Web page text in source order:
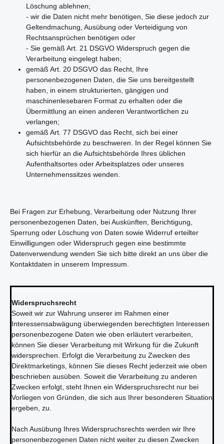
Löschung ablehnen;
- wir die Daten nicht mehr benötigen, Sie diese jedoch zur
Geltendmachung, Ausübung oder Verteidigung von
Rechtsansprüchen benötigen oder
- Sie gemäß Art. 21 DSGVO Widerspruch gegen die
Verarbeitung eingelegt haben;
gemäß Art. 20 DSGVO das Recht, Ihre
personenbezogenen Daten, die Sie uns bereitgestellt
haben, in einem strukturierten, gängigen und
maschinenlesebaren Format zu erhalten oder die
Übermittlung an einen anderen Verantwortlichen zu
verlangen;
gemäß Art. 77 DSGVO das Recht, sich bei einer
Aufsichtsbehörde zu beschweren. In der Regel können Sie
sich hierfür an die Aufsichtsbehörde Ihres üblichen
Aufenthaltsortes oder Arbeitsplatzes oder unseres
Unternehmenssitzes wenden.
Bei Fragen zur Erhebung, Verarbeitung oder Nutzung Ihrer
personenbezogenen Daten, bei Auskünften, Berichtigung,
Sperrung oder Löschung von Daten sowie Widerruf erteilter
Einwilligungen oder Widerspruch gegen eine bestimmte
Datenverwendung wenden Sie sich bitte direkt an uns über die
Kontaktdaten in unserem Impressum.
Widerspruchsrecht
Soweit wir zur Wahrung unserer im Rahmen einer
Interessensabwägung überwiegenden berechtigten Interessen
personenbezogene Daten wie oben erläutert verarbeiten,
können Sie dieser Verarbeitung mit Wirkung für die Zukunft
widersprechen. Erfolgt die Verarbeitung zu Zwecken des
Direktmarketings, können Sie dieses Recht jederzeit wie oben
beschrieben ausüben. Soweit die Verarbeitung zu anderen
Zwecken erfolgt, steht Ihnen ein Widerspruchsrecht nur bei
Vorliegen von Gründen, die sich aus Ihrer besonderen Situation
ergeben, zu.
Nach Ausübung Ihres Widerspruchsrechts werden wir Ihre
personenbezogenen Daten nicht weiter zu diesen Zwecken